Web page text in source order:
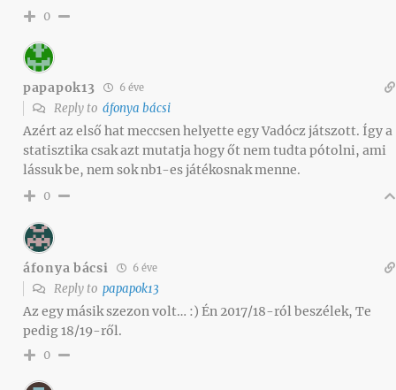
0
papapok13 6 éve
Reply to áfonya bácsi
Azért az első hat meccsen helyette egy Vadócz játszott. Így a
statisztika csak azt mutatja hogy őt nem tudta pótolni, ami
lássuk be, nem sok nb1-es játékosnak menne.
0
áfonya bácsi 6 éve
Reply to papapok13
Az egy másik szezon volt… :) Én 2017/18-ról beszélek, Te
pedig 18/19-ről.
0